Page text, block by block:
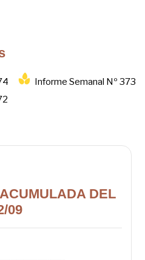
Informe Semanal Nº 373
DEL
09